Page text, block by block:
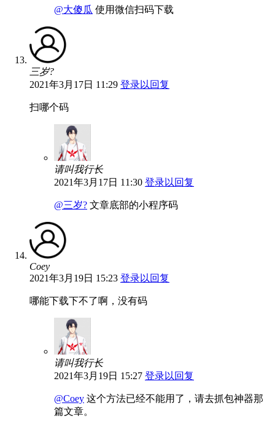
@大傻瓜 使用微信扫码下载
三岁?
2021年3月17日 11:29 登录以回复
扫哪个码
请叫我行长
2021年3月17日 11:30 登录以回复
@三岁? 文章底部的小程序码
Coey
2021年3月19日 15:23 登录以回复
哪能下载下不了啊，没有码
请叫我行长
2021年3月19日 15:27 登录以回复
@Coey 这个方法已经不能用了，请去抓包神器那
篇文章。